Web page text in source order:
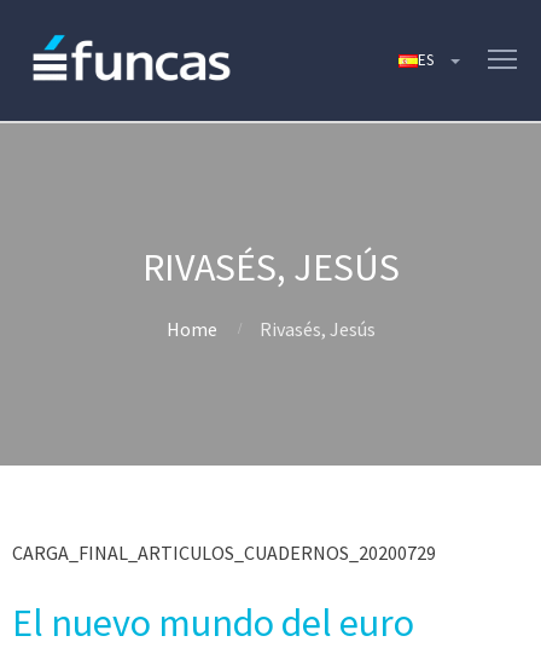
RIVASÉS, JESÚS
Home Rivasés, Jesús
CARGA_FINAL_ARTICULOS_CUADERNOS_20200729
El nuevo mundo del euro